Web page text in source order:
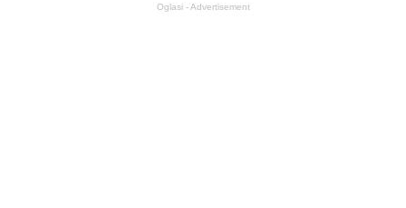
Oglasi - Advertisement